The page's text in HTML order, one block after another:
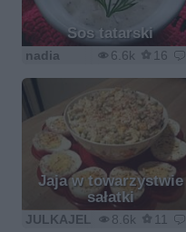
Sos tatarski
6.6k 16
nadia
Jaja w towarzystwie
sałatki
8.6k 11
JULKAJEL